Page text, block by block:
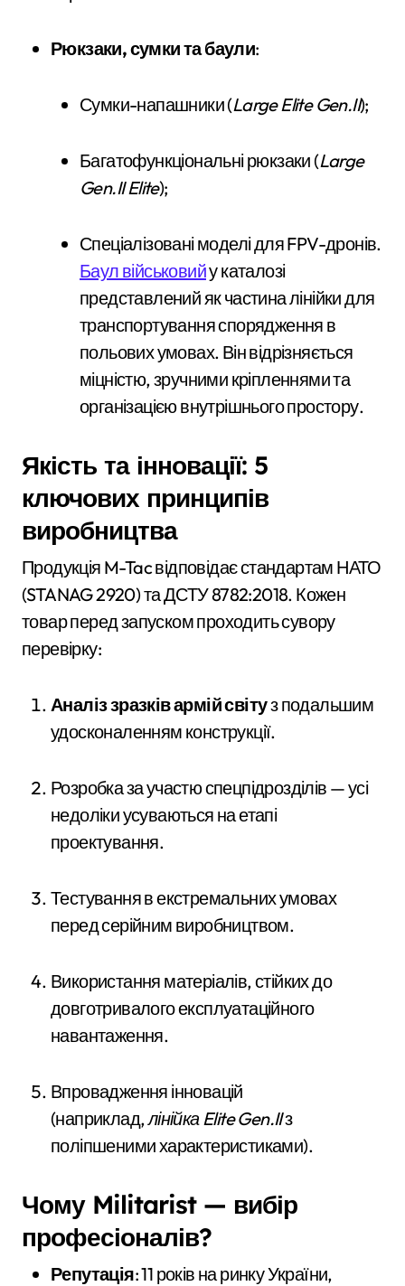
Рюкзаки, сумки та баули:
Сумки-напашники (Large Elite Gen.II);
Багатофункціональні рюкзаки (Large
Gen.II Elite);
Спеціалізовані моделі для FPV-дронів.
Баул військовийу каталозі
представлений як частина лінійки для
транспортування спорядження в
польових умовах. Він відрізняється
міцністю, зручними кріпленнями та
організацією внутрішнього простору.
Якість та інновації: 5
ключових принципів
виробництва
Продукція M-Tac відповідає стандартам НАТО
(STANAG 2920) та ДСТУ 8782:2018. Кожен
товар перед запуском проходить сувору
перевірку:
Аналіз зразків армій світуз подальшим
удосконаленням конструкції.
Розробка за участю спецпідрозділів — усі
недоліки усуваються на етапі
проектування.
Тестування в екстремальних умовах
перед серійним виробництвом.
Використання матеріалів, стійких до
довготривалого експлуатаційного
навантаження.
Впровадження інновацій
(наприклад,лінійка Elite Gen.IIз
поліпшеними характеристиками).
Чому Militarist — вибір
професіоналів?
Репутація: 11 років на ринку України,